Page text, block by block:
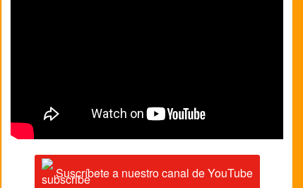
Suscríbete a nuestro canal de YouTube